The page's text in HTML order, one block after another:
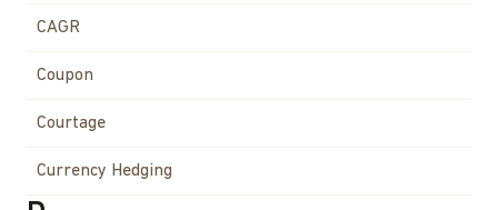
CAGR
Coupon
Courtage
Currency Hedging